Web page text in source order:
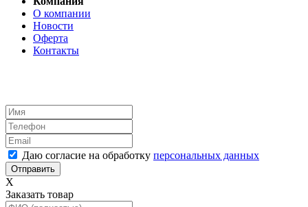
О компании
Новости
Оферта
Контакты
Даю согласие на обработку персональных данных
X
Заказать товар